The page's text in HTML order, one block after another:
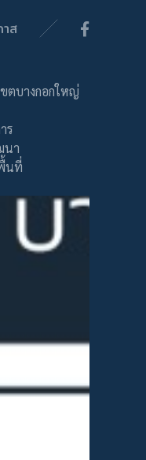
ส
ตบางกอกใหญ่
ร
นา
นที่